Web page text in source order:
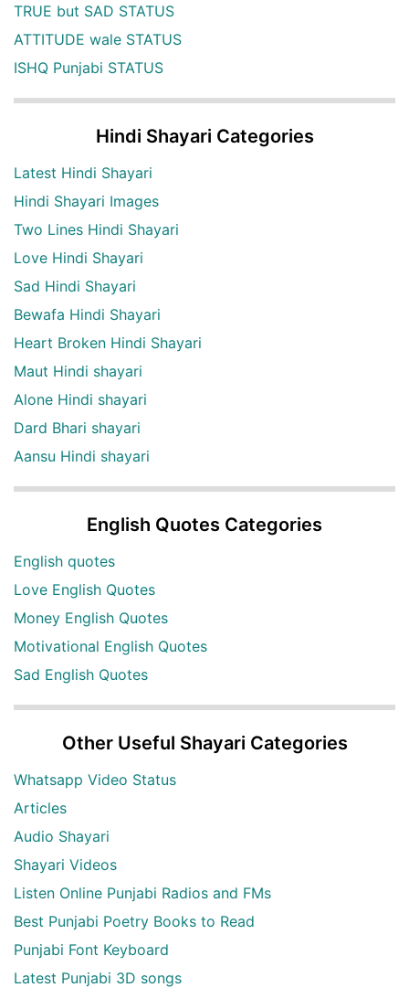
TRUE but SAD STATUS
ATTITUDE wale STATUS
ISHQ Punjabi STATUS
Hindi Shayari Categories
Latest Hindi Shayari
Hindi Shayari Images
Two Lines Hindi Shayari
Love Hindi Shayari
Sad Hindi Shayari
Bewafa Hindi Shayari
Heart Broken Hindi Shayari
Maut Hindi shayari
Alone Hindi shayari
Dard Bhari shayari
Aansu Hindi shayari
English Quotes Categories
English quotes
Love English Quotes
Money English Quotes
Motivational English Quotes
Sad English Quotes
Other Useful Shayari Categories
Whatsapp Video Status
Articles
Audio Shayari
Shayari Videos
Listen Online Punjabi Radios and FMs
Best Punjabi Poetry Books to Read
Punjabi Font Keyboard
Latest Punjabi 3D songs